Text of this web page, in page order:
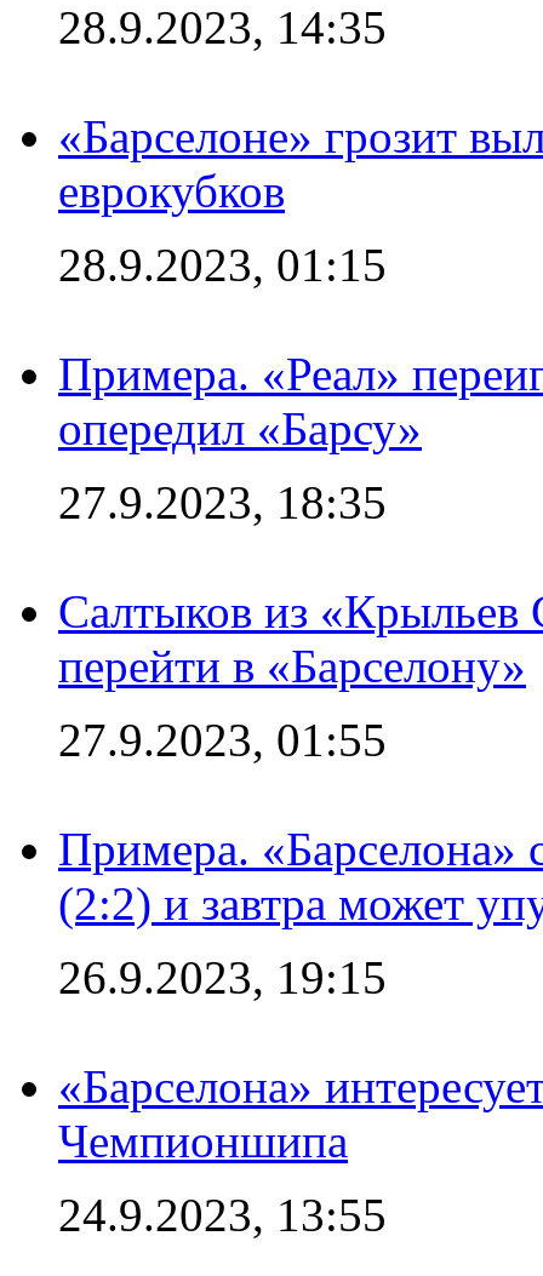
28.9.2023, 14:35
«Барселоне» грозит
еврокубков
28.9.2023, 01:15
Примера. «Реал»
опередил «Барсу»
27.9.2023, 18:35
Салтыков из «Крыльев
перейти в «Барселону»
27.9.2023, 01:55
Примера. «Барселона»
(2:2) и завтра может
26.9.2023, 19:15
«Барселона»
Чемпионшипа
24.9.2023, 13:55